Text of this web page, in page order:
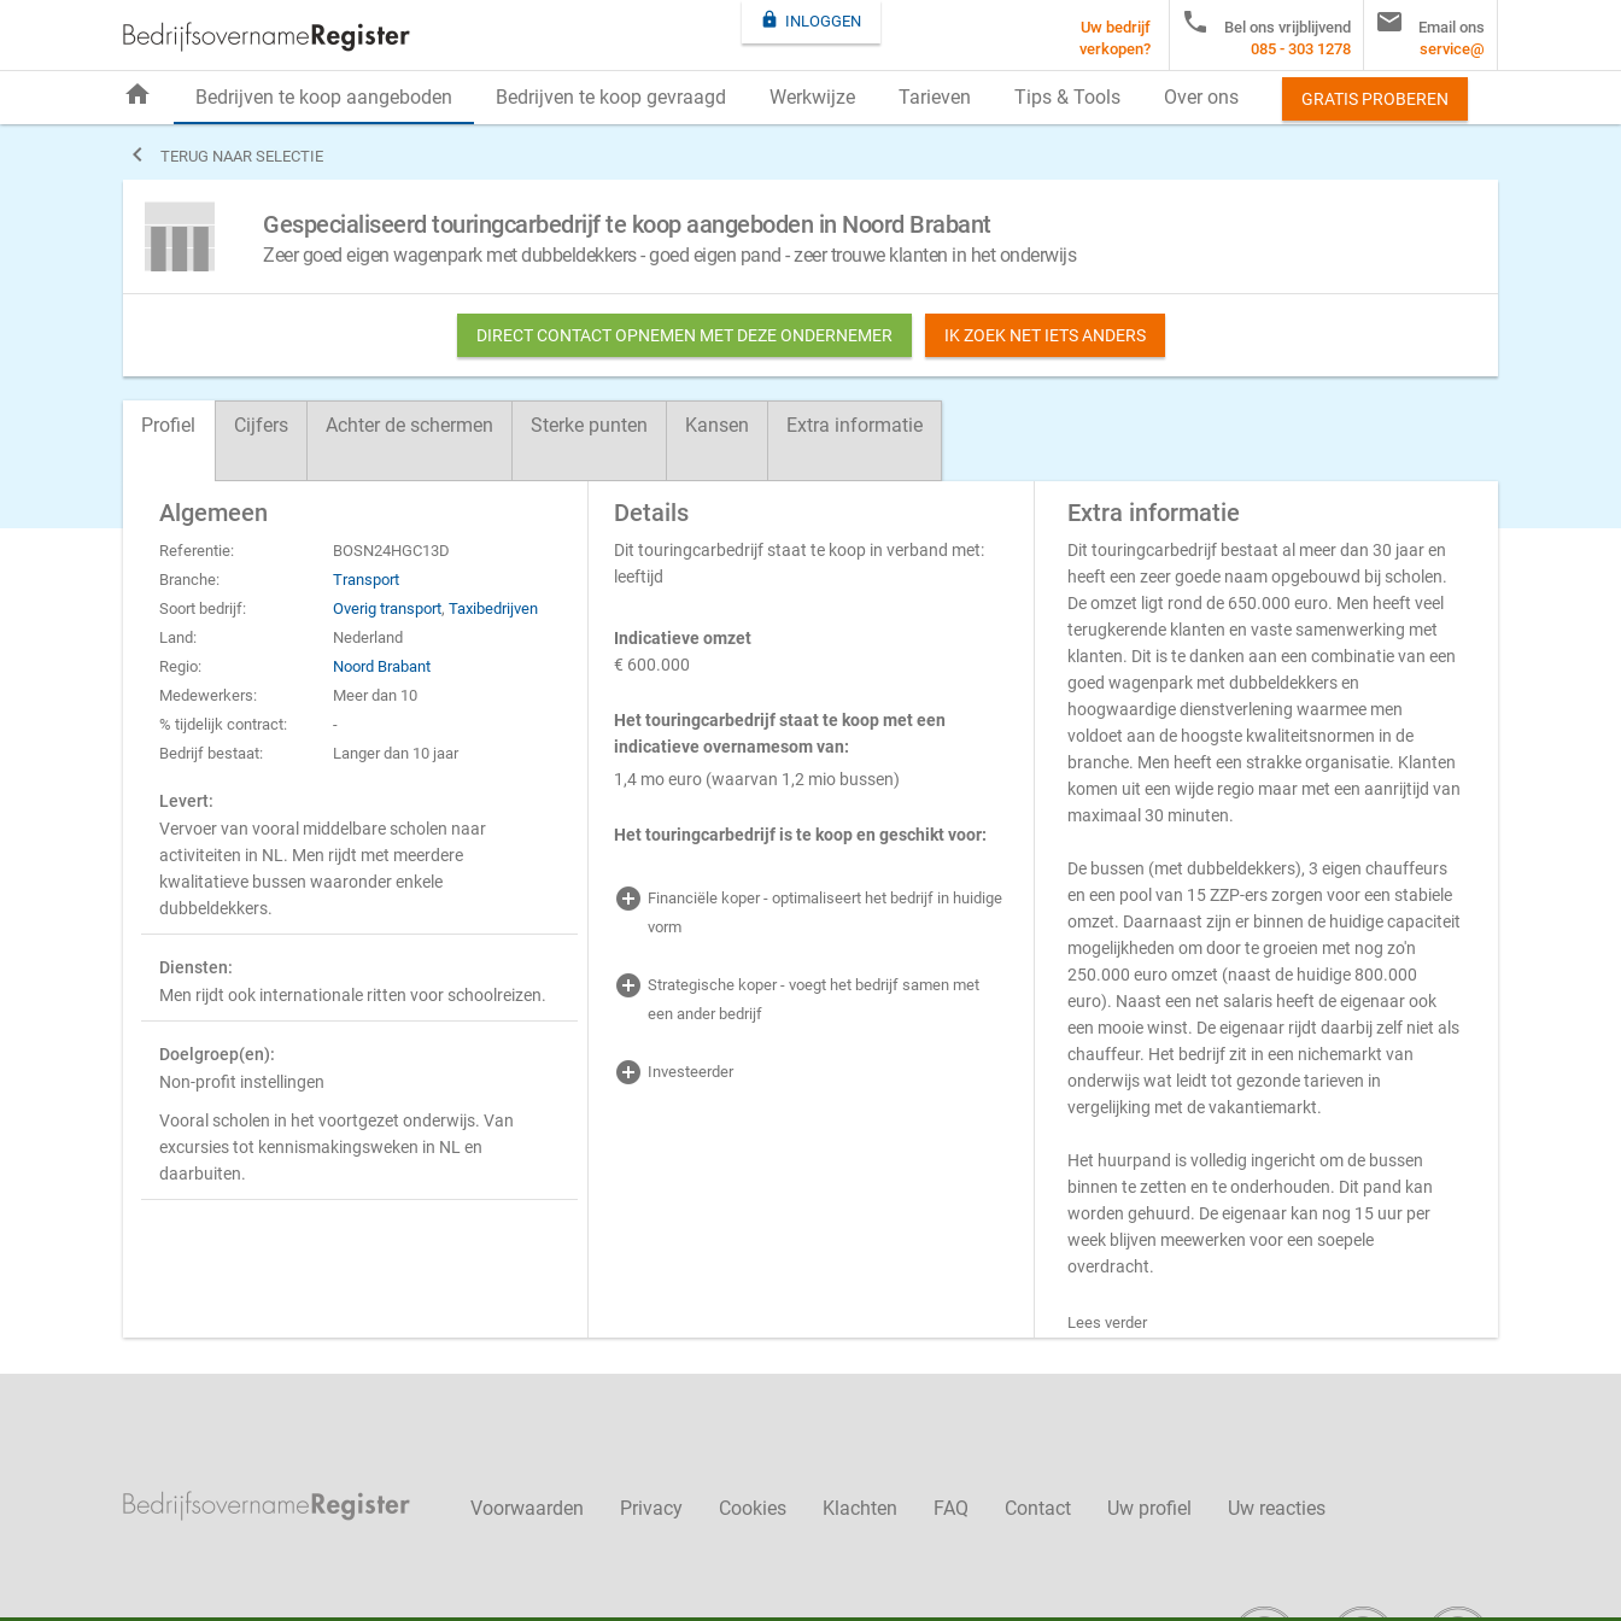
 TERUG NAAR SELECTIE
Gespecialiseerd touringcarbedrijf te koop aangeboden in Noord Brabant
Zeer goed eigen wagenpark met dubbeldekkers - goed eigen pand - zeer trouwe klanten in het onderwijs
DIRECT CONTACT OPNEMEN MET DEZE ONDERNEMER IK ZOEK NET IETS ANDERS
Profiel Cijfers Achter de schermen Sterke punten Kansen Extra informatie
Algemeen
Referentie:
BOSN24HGC13D
Branche:
Transport
Soort bedrijf:
Overig transport,Taxibedrijven
Land:
Nederland
Regio:
Noord Brabant
Medewerkers:
Meer dan 10
% tijdelijk contract:
-
Bedrijf bestaat:
Langer dan 10 jaar
Levert:
Vervoer van vooral middelbare scholen naar
activiteiten in NL. Men rijdt met meerdere
kwalitatieve bussen waaronder enkele
dubbeldekkers.
Diensten:
Men rijdt ook internationale ritten voor schoolreizen.
Doelgroep(en):
Non-profit instellingen
Vooral scholen in het voortgezet onderwijs. Van
excursies tot kennismakingsweken in NL en
daarbuiten.
Details
Dit touringcarbedrijf staat te koop in verband met:
leeftijd
Indicatieve omzet
€ 600.000
Het touringcarbedrijf staat te koop met een
indicatieve overnamesom van:
1,4 mo euro (waarvan 1,2 mio bussen)
Het touringcarbedrijf is te koop en geschikt voor:
add_circle Financiële koper - optimaliseert het bedrijf in huidige
vorm
add_circle Strategische koper - voegt het bedrijf samen met
een ander bedrijf
add_circle Investeerder
Extra informatie
Dit touringcarbedrijf bestaat al meer dan 30 jaar en
heeft een zeer goede naam opgebouwd bij scholen.
De omzet ligt rond de 650.000 euro. Men heeft veel
terugkerende klanten en vaste samenwerking met
klanten. Dit is te danken aan een combinatie van een
goed wagenpark met dubbeldekkers en
hoogwaardige dienstverlening waarmee men
voldoet aan de hoogste kwaliteitsnormen in de
branche. Men heeft een strakke organisatie. Klanten
komen uit een wijde regio maar met een aanrijtijd van
maximaal 30 minuten.
De bussen (met dubbeldekkers), 3 eigen chauffeurs
en een pool van 15 ZZP-ers zorgen voor een stabiele
omzet. Daarnaast zijn er binnen de huidige capaciteit
mogelijkheden om door te groeien met nog zo'n
250.000 euro omzet (naast de huidige 800.000
euro). Naast een net salaris heeft de eigenaar ook
een mooie winst. De eigenaar rijdt daarbij zelf niet als
chauffeur. Het bedrijf zit in een nichemarkt van
onderwijs wat leidt tot gezonde tarieven in
vergelijking met de vakantiemarkt.
Het huurpand is volledig ingericht om de bussen
binnen te zetten en te onderhouden. Dit pand kan
worden gehuurd. De eigenaar kan nog 15 uur per
week blijven meewerken voor een soepele
overdracht.
Lees verder
 INLOGGEN
Uw bedrijf
verkopen?

Bel ons vrijblijvend
085 - 303 1278

Email ons
service@
home Bedrijven te koop aangeboden Bedrijven te koop gevraagd Werkwijze Tarieven Tips & Tools Over ons GRATIS PROBEREN
Voorwaarden Privacy Cookies Klachten FAQ Contact Uw profiel Uw reacties